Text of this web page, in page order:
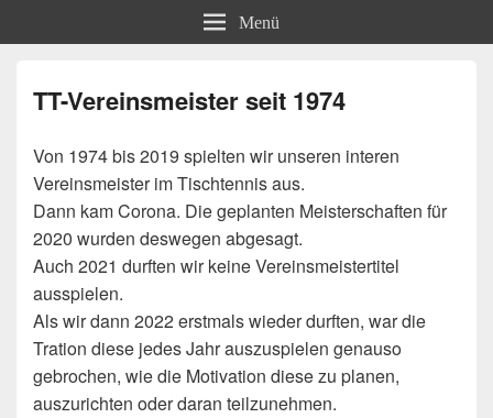
Menü
TT-Vereinsmeister seit 1974
Von 1974 bis 2019 spielten wir unseren interen
Vereinsmeister im Tischtennis aus.
Dann kam Corona. Die geplanten Meisterschaften für
2020 wurden deswegen abgesagt.
Auch 2021 durften wir keine Vereinsmeistertitel
ausspielen.
Als wir dann 2022 erstmals wieder durften, war die
Tration diese jedes Jahr auszuspielen genauso
gebrochen, wie die Motivation diese zu planen,
auszurichten oder daran teilzunehmen.